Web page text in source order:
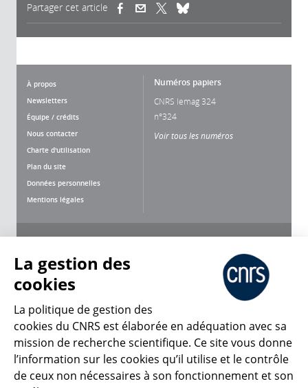
Partager cet article (link is external)(link is external)
À propos
Newsletters
Équipe / crédits
Nous contacter
Charte d'utilisation
Plan du site
Données personnelles
Mentions légales
Numéros papiers
CNRS lemag 324
n°324
Voir tous les numéros
CNRS Le Mag
© 2026, CNRS
La gestion des
cookies
La politique de gestion des
cookies du CNRS est élaborée en adéquation avec sa
mission de recherche scientifique. Ce site vous donne
l’information sur les cookies qu’il utilise et le contrôle
de ceux non nécessaires à son fonctionnement et son